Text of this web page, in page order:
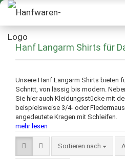
Hanf Langarm Shirts für
Unsere Hanf Langarm Shirts bieten
Schnitt, von lässig bis modern.
Sie hier auch Kleidungsstücke mit
beispielsweise 3/4- oder
angedeutete Kragen mit Schleifen.
mehr lesen
Sortieren nach